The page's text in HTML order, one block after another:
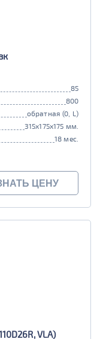
85
800
обратная (0, L)
315x175x175 мм.
18 мес.
ЦЕНУ
VLA)